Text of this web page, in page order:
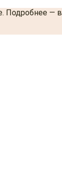
Подробнее — в